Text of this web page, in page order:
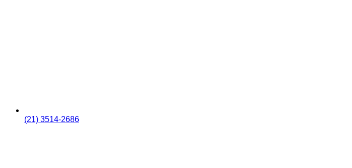
(21) 3514-2686